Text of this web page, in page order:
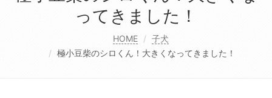
ってきました！
HOME
子犬
極小豆柴のシロくん！大きくなってきました！